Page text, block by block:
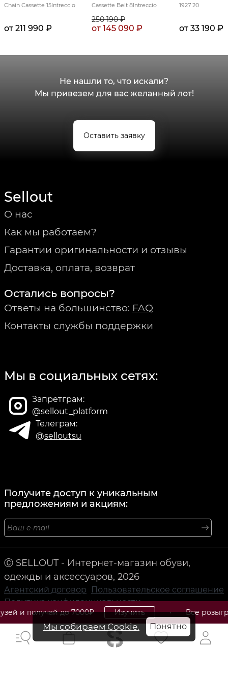
до 7000₽ Изучить • Все розыгрыши,
Chain Cassette 15Intreccio
от 211 990 ₽
Cassette Belt 8Intreccio
250 190₽
от 145 090 ₽
1927 20
от 33 190 ₽
Не нашли то, что искали?
Мы привезем для вас желанный лот!
Оставить заявку
Sellout
О нас
Как мы работаем?
Гарантии оригинальности и отзывы
Доставка, оплата, возврат
Остались вопросы?
Ответы на большинство: FAQ
Контакты службы поддержки
Мы в социальных сетях:
Запретграм:
@sellout_platform
Телеграм:
@selloutsu
Получите доступ к уникальным
предложениям и акциям:
Ⓒ SELLOUT - Интернет-магазин обуви,
одежды и аксессуаров, 2026
Агентский договор
Пользовательское соглашение
Политика конфиденциальности
Michael Kors: Американский бренд модной
одежды и аксессуаров для мужчин и женщин.
Michael Kors (Майкл Корс) - это американский бренд,
Мы собираем Cookie. Понятно